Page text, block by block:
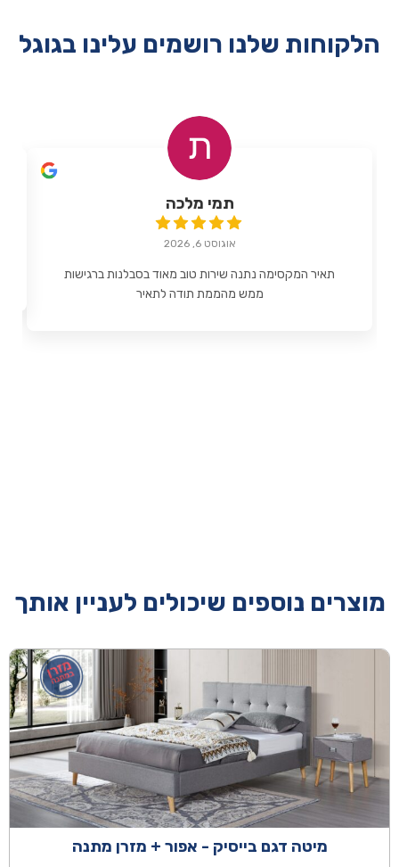
הלקוחות שלנו רושמים עלינו בגוגל
תמי מלכה
אוגוסט 6, 2026
תאיר המקסימה נתנה שירות טוב מאוד בסבלנות ברגישות
ממש מהממת תודה לתאיר
מוצרים נוספים שיכולים לעניין אותך
מיטה דגם בייסיק - אפור + מזרן מתנה